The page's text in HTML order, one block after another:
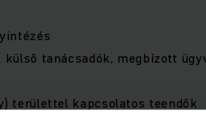
tanácsadók, megbízott
területtel kapcsolatos teendők